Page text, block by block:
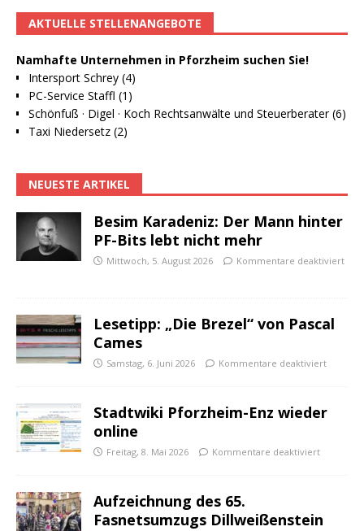
AKTUELLE STELLENANGEBOTE
Namhafte Unternehmen in Pforzheim suchen Sie!
Intersport Schrey (4)
PC-Service Staffl (1)
Schönfuß · Digel · Koch Rechtsanwälte und Steuerberater (6)
Taxi Niedersetz (2)
NEUESTE ARTIKEL
Besim Karadeniz: Der Mann hinter
PF-Bits lebt nicht mehr
Mittwoch, 5. August 2026 Kommentare deaktiviert
Lesetipp: „Die Brezel“ von Pascal
Cames
Samstag, 6. Juni 2026 Kommentare deaktiviert
Stadtwiki Pforzheim-Enz wieder
online
Freitag, 8. Mai 2026 Kommentare deaktiviert
Aufzeichnung des 65.
Fasnetsumzugs Dillweißenstein